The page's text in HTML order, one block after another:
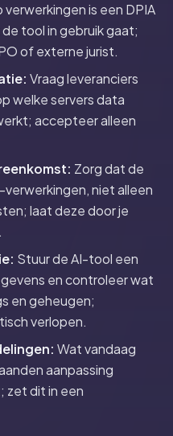
is een DPIA
tool in gebruik gaat;
of externe jurist.
Vraag leveranciers
welke servers data
accepteer alleen
Zorg dat de
niet alleen
laat deze door je
Stuur de AI-tool een
en controleer wat
en geheugen;
verlopen.
Wat vandaag
aanpassing
zet dit in een